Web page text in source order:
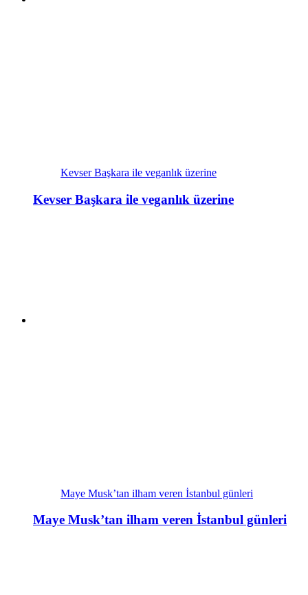
Kevser Başkara ile veganlık üzerine
Kevser Başkara ile veganlık üzerine
Maye Musk’tan ilham veren İstanbul günleri
Maye Musk’tan ilham veren İstanbul günleri